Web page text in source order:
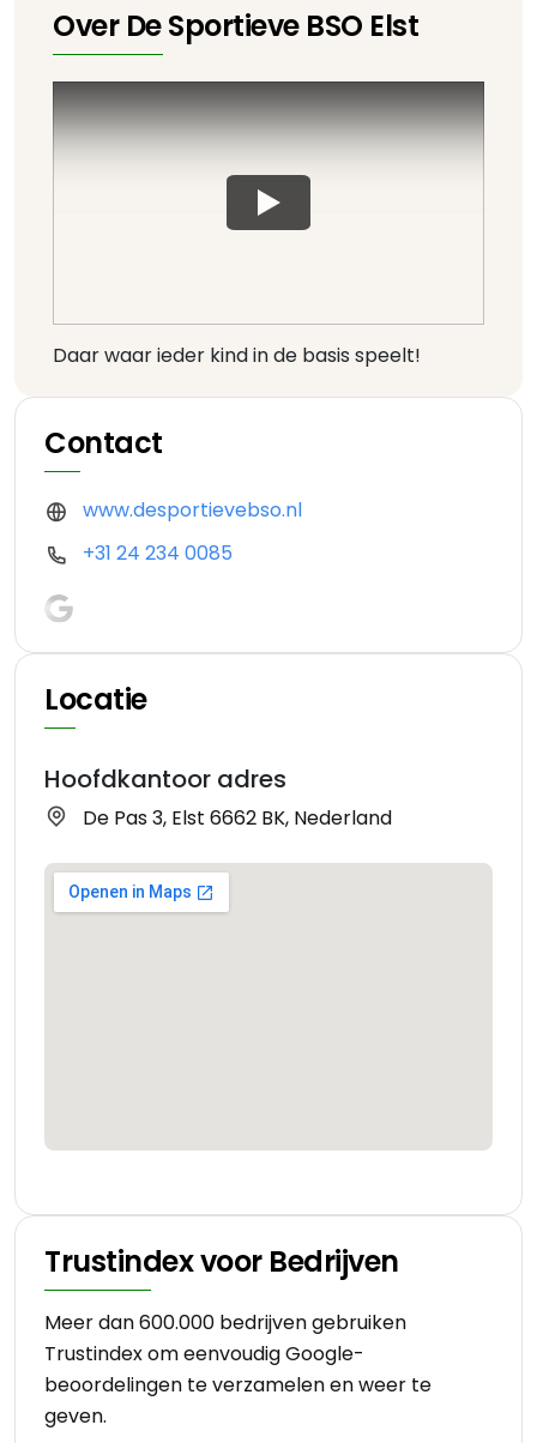
Over De Sportieve BSO Elst
Daar waar ieder kind in de basis speelt!
Contact
www.desportievebso.nl
+31 24 234 0085
Locatie
Hoofdkantoor adres
De Pas 3, Elst 6662 BK, Nederland
Trustindex voor Bedrijven
Meer dan 600.000 bedrijven gebruiken
Trustindex om eenvoudig Google-
beoordelingen te verzamelen en weer te
geven.